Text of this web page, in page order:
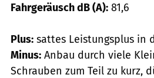
Fahrgeräusch dB (A): 81,6
Plus: sattes Leistungsplus in
Minus: Anbau durch viele
Schrauben zum Teil zu kurz,